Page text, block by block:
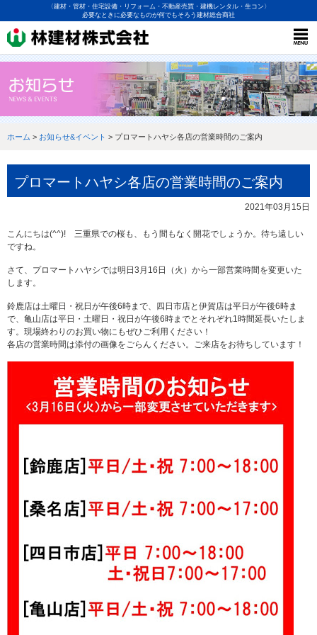
〈建材・管材・住宅設備・リフォーム・不動産売買・建機レンタル・生コン〉
必要なときに必要なものが何でもそろう建材総合商社
ホーム > お知らせ&イベント > プロマートハヤシ各店の営業時間のご案内
プロマートハヤシ各店の営業時間のご案内
2021年03月15日
こんにちは(^^)! 三重県での桜も、もう間もなく開花でしょうか。待ち遠しい
ですね。
さて、プロマートハヤシでは明日3月16日（火）から一部営業時間を変更いた
します。
鈴鹿店は土曜日・祝日が午後6時まで、四日市店と伊賀店は平日が午後6時ま
で、亀山店は平日・土曜日・祝日が午後6時までとそれぞれ1時間延長いたしま
す。現場終わりのお買い物にもぜひご利用ください！
各店の営業時間は添付の画像をごらんください。ご来店をお待ちしています！